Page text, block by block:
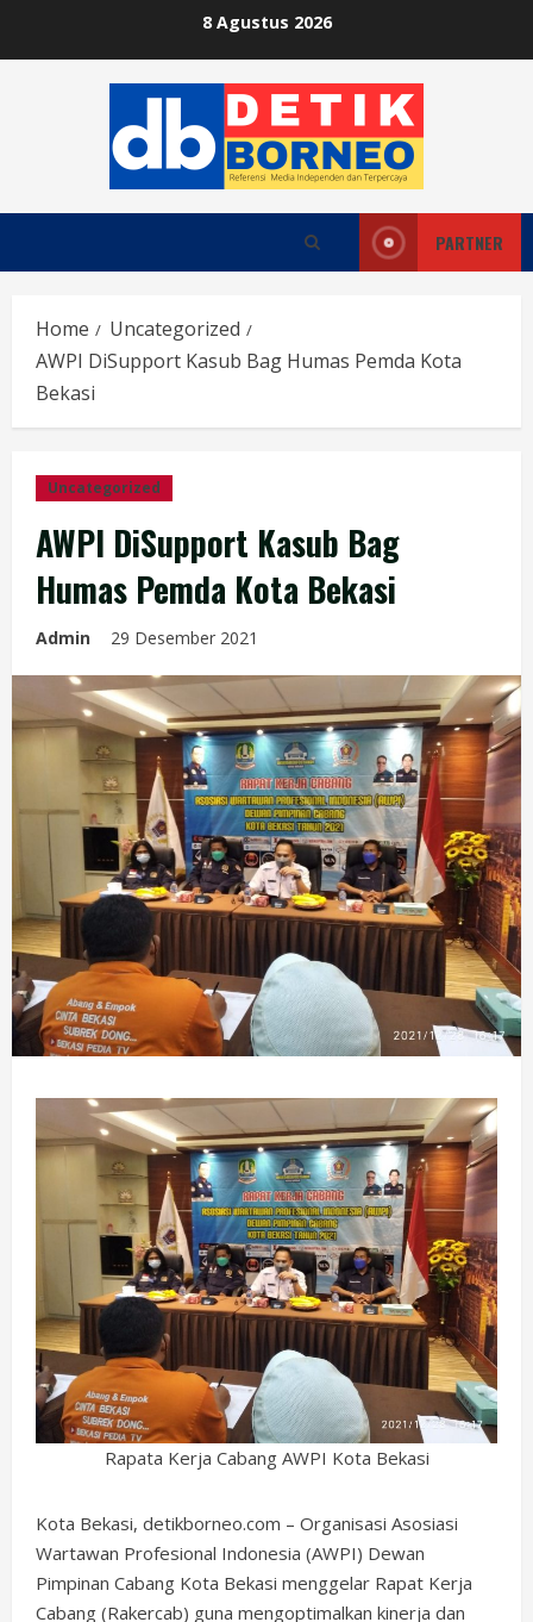
8 Agustus 2026
PARTNER
Home
Uncategorized
AWPI DiSupport Kasub Bag Humas Pemda Kota
Bekasi
Uncategorized
AWPI DiSupport Kasub Bag
Humas Pemda Kota Bekasi
Admin 29 Desember 2021
Rapata Kerja Cabang AWPI Kota Bekasi
Kota Bekasi, detikborneo.com – Organisasi Asosiasi
Wartawan Profesional Indonesia (AWPI) Dewan
Pimpinan Cabang Kota Bekasi menggelar Rapat Kerja
Cabang (Rakercab) guna mengoptimalkan kinerja dan